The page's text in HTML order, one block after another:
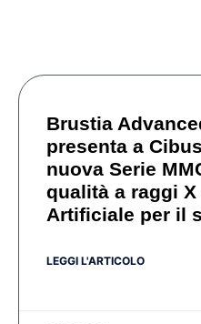
Brustia
presenta a
nuova Serie
qualità a raggi
Artificiale per il
LEGGI L'ARTICOLO